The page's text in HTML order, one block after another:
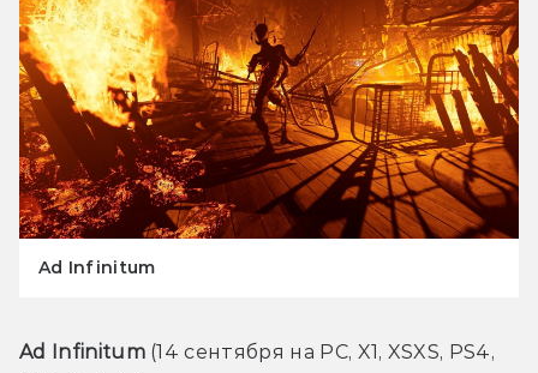
Ad Infinitum
Ad Infinitum (14 сентября на PC, X1, XSXS, PS4,